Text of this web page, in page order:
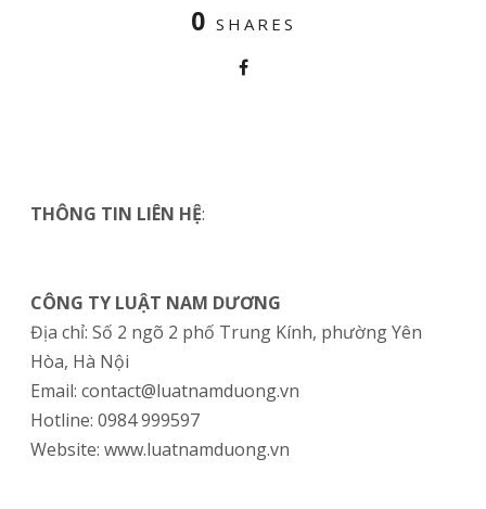
0 SHARES
THÔNG TIN LIÊN HỆ:
CÔNG TY LUẬT NAM DƯƠNG
Địa chỉ: Số 2 ngõ 2 phố Trung Kính, phường Yên
Hòa, Hà Nội
Email: contact@luatnamduong.vn
Hotline: 0984 999597
Website: www.luatnamduong.vn